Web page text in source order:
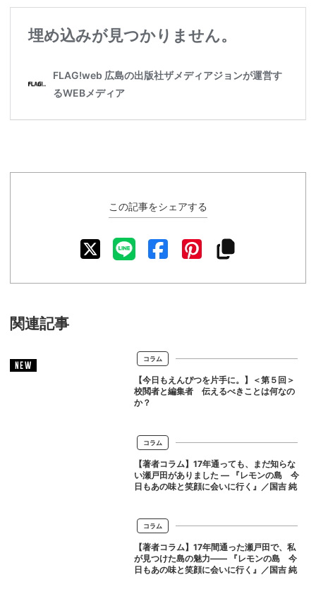
この記事をシェアする
関連記事
NEW
コラム
【今日もえんぴつを片手に。】＜第５回＞
校閲者と編集者 伝えるべきことは何なの
か？
コラム
【著者コラム】17年通っても、まだ知らな
い瀬戸田がありました ― 『レモンの島 今
日もあの味と笑顔に会いに行く』／国吉 純
コラム
【著者コラム】17年間通った瀬戸田で、私
が見つけた島の魅力―― 『レモンの島 今
日もあの味と笑顔に会いに行く』／国吉 純